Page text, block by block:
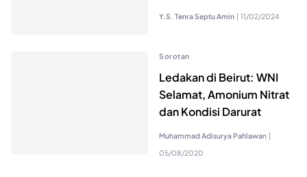
Y.S. Tenra Septu Amin | 11/02/2024
Sorotan
Ledakan di Beirut: WNI
Selamat, Amonium Nitrat
dan Kondisi Darurat
Muhammad Adisurya Pahlawan |
05/08/2020